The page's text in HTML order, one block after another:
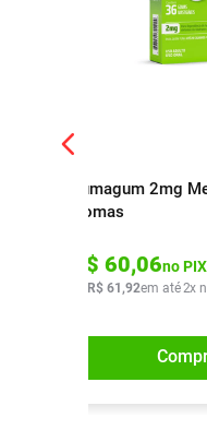
Fumagum 2mg
Gomas
R$ 60,06no PIX
R$ 61 ,92em até2x